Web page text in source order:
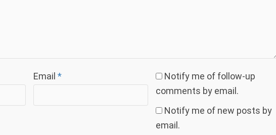
Email *
Notify me of follow-up
comments by email.
Notify me of new posts by
email.